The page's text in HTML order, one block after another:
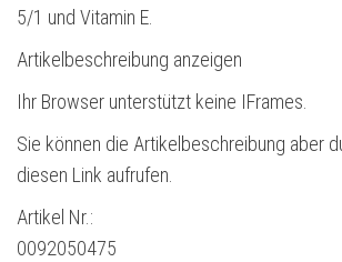
5/1 und Vitamin E.
Artikelbeschreibung anzeigen
Ihr Browser unterstützt keine IFrames.
Sie können die Artikelbeschreibung aber
diesen Link aufrufen.
Artikel Nr.:
0092050475